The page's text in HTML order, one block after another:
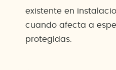
existente en
cuando afecta a
protegidas.